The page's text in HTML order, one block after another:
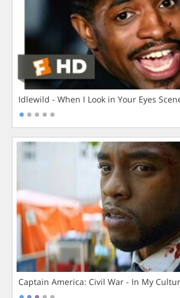
Idlewild - When I Look in Your Eyes
Captain America: Civil War - In My